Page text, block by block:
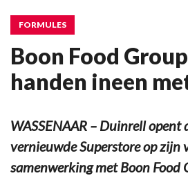
FORMULES
Boon Food
handen ineen
WASSENAAR – Duinrell opent
vernieuwde Superstore op zijn
samenwerking met Boon Food